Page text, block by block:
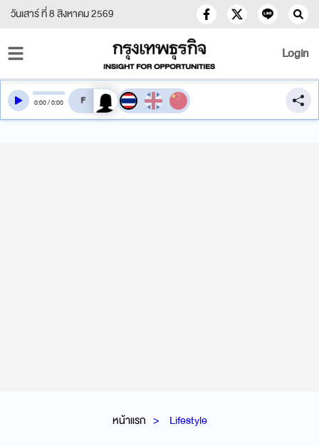
วันเสาร์ ที่ 8 สิงหาคม 2569
Login
หน้าแรก Lifestyle
0:00/0:00 สลับเสียงอ่าน